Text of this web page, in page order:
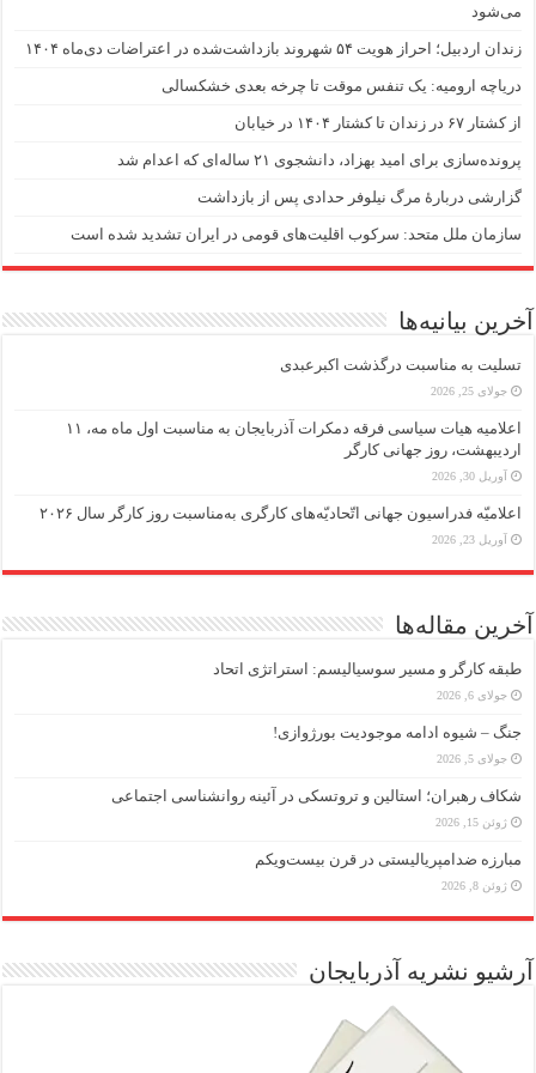
می‌شود
زندان اردبیل؛ احراز هویت ۵۴ شهروند بازداشت‌شده در اعتراضات دی‌ماه ۱۴۰۴
دریاچه ارومیه: یک تنفس موقت تا چرخه بعدی خشکسالی
از کشتار ۶۷ در زندان تا کشتار ۱۴۰۴ در خیابان
پرونده‌سازی برای امید بهزاد، دانشجوی ۲۱ ساله‌ای که اعدام شد
گزارشی دربارهٔ مرگ نیلوفر حدادی پس از بازداشت
سازمان ملل متحد: سرکوب اقلیت‌های قومی در ایران تشدید شده است
آخرین بیانیه‌ها
تسلیت به مناسبت درگذشت اکبرعبدی
جولای 25, 2026
اعلامیه هیات سیاسی فرقه دمکرات آذربایجان به مناسبت اول ماه مه، ۱۱
اردیبهشت، روز جهانی کارگر
آوریل 30, 2026
اعلامیّه فدراسیون جهانی اتّحادیّه‌های کارگری به‌مناسبت روز کارگر سال ۲۰۲۶
آوریل 23, 2026
آخرین مقاله‌ها
طبقه کارگر و مسیر سوسیالیسم: استراتژی اتحاد
جولای 6, 2026
جنگ – شیوه ادامه موجودیت بورژوازی!
جولای 5, 2026
شکاف رهبران؛ استالین و تروتسکی در آئینه روانشناسی اجتماعی
ژوئن 15, 2026
مبارزه ضد‌امپریالیستی در قرن بیست‌ویکم
ژوئن 8, 2026
آرشیو نشریه آذربایجان